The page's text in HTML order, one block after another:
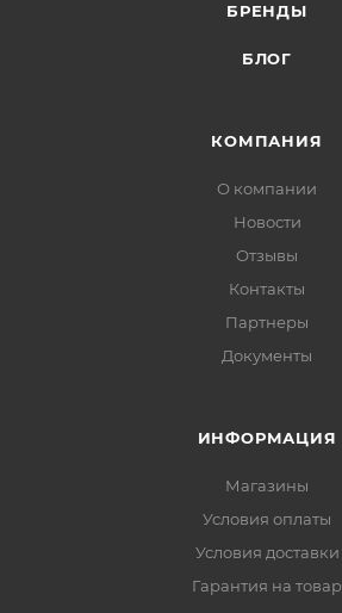
БРЕНДЫ
БЛОГ
КОМПАНИЯ
О компании
Новости
Отзывы
Контакты
Партнеры
Документы
ИНФОРМАЦИЯ
Магазины
Условия оплаты
Условия доставки
Гарантия на товар